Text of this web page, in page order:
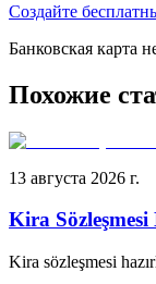
Создайте
Банковская карта
Похожие
13 августа 2026 г.
Kira Sözleşmesi
Kira sözleşmesi